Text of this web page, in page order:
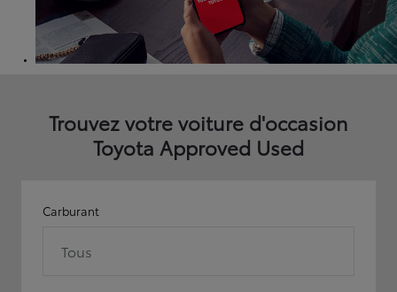
Trouvez votre voiture d'occasion
Toyota Approved Used
Carburant
Tous